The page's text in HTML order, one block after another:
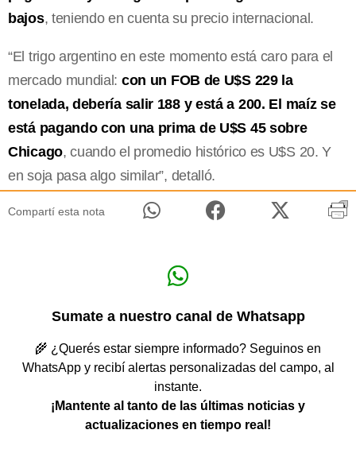
bajos, teniendo en cuenta su precio internacional.
“El trigo argentino en este momento está caro para el
mercado mundial: con un FOB de U$S 229 la
tonelada, debería salir 188 y está a 200. El maíz se
está pagando con una prima de U$S 45 sobre
Chicago, cuando el promedio histórico es U$S 20. Y
en soja pasa algo similar”, detalló.
Compartí esta nota
Sumate a nuestro canal de Whatsapp
🌾 ¿Querés estar siempre informado? Seguinos en
WhatsApp y recibí alertas personalizadas del campo, al
instante.
¡Mantente al tanto de las últimas noticias y
actualizaciones en tiempo real!